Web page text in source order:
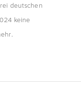
deutschen
keine